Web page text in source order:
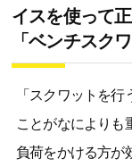
イスを使って
「ベンチスク
「スクワットを
ことがなによりも
負荷をかける方が